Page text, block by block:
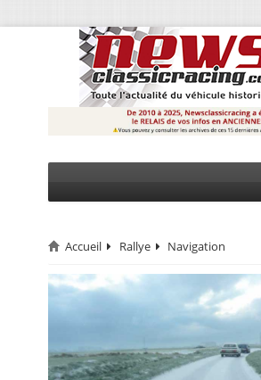
CIRCUIT
RALLYE
EVÈNEMENTS
Accueil Rallye Navigation